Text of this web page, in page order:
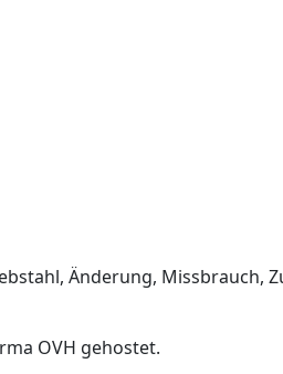
Änderung, Missbrauch,
OVH gehostet.